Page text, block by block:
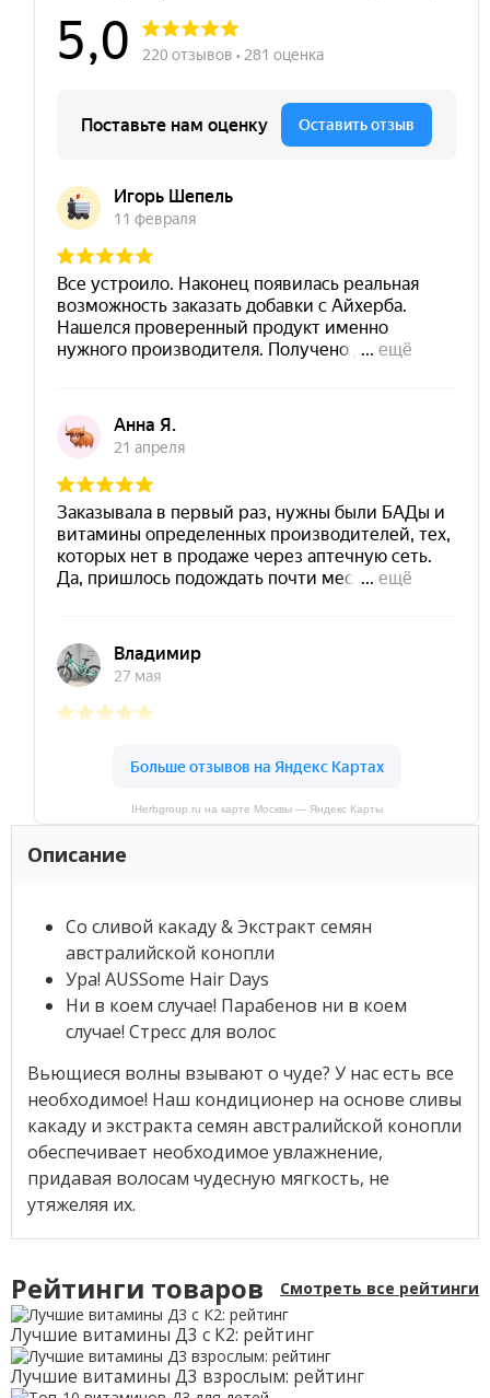
IHerbgroup.ru на карте Москвы — Яндекс Карты
Описание
Со сливой какаду & Экстракт семян
австралийской конопли
Ура! AUSSome Hair Days
Ни в коем случае! Парабенов ни в коем
случае! Стресс для волос
Вьющиеся волны взывают о чуде? У нас есть все
необходимое! Наш кондиционер на основе сливы
какаду и экстракта семян австралийской конопли
обеспечивает необходимое увлажнение,
придавая волосам чудесную мягкость, не
утяжеляя их.
Рейтинги товаров Смотреть все рейтинги
Лучшие витамины Д3 с К2: рейтинг
Лучшие витамины Д3 взрослым: рейтинг